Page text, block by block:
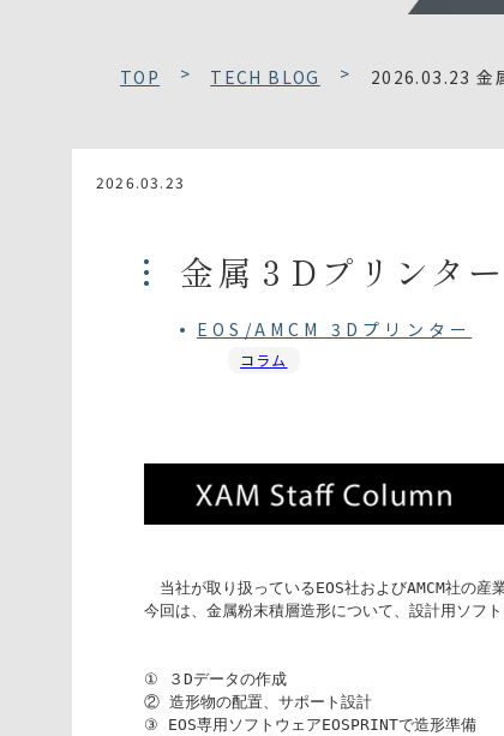
TOP TECH BLOG 2026.03.23 金
2026.03.23
金属３Dプリンタ
EOS/AMCM 3Dプリンター
コラム
当社が取り扱っているEOS社およびAMCM社の
今回は、金属粉末積層造形について、設計用ソフ
① ３Dデータの作成
② 造形物の配置、サポート設計
③ EOS専用ソフトウェアEOSPRINTで造形準備